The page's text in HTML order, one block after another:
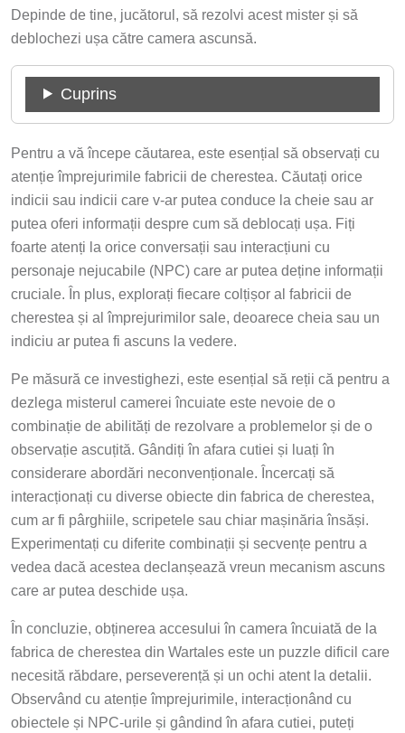
Depinde de tine, jucătorul, să rezolvi acest mister și să
deblochezi ușa către camera ascunsă.
Cuprins
Pentru a vă începe căutarea, este esențial să observați cu
atenție împrejurimile fabricii de cherestea. Căutați orice
indicii sau indicii care v-ar putea conduce la cheie sau ar
putea oferi informații despre cum să deblocați ușa. Fiți
foarte atenți la orice conversații sau interacțiuni cu
personaje nejucabile (NPC) care ar putea deține informații
cruciale. În plus, explorați fiecare colțișor al fabricii de
cherestea și al împrejurimilor sale, deoarece cheia sau un
indiciu ar putea fi ascuns la vedere.
Pe măsură ce investighezi, este esențial să reții că pentru a
dezlega misterul camerei încuiate este nevoie de o
combinație de abilități de rezolvare a problemelor și de o
observație ascuțită. Gândiți în afara cutiei și luați în
considerare abordări neconvenționale. Încercați să
interacționați cu diverse obiecte din fabrica de cherestea,
cum ar fi pârghiile, scripetele sau chiar mașinăria însăși.
Experimentați cu diferite combinații și secvențe pentru a
vedea dacă acestea declanșează vreun mecanism ascuns
care ar putea deschide ușa.
În concluzie, obținerea accesului în camera încuiată de la
fabrica de cherestea din Wartales este un puzzle dificil care
necesită răbdare, perseverență și un ochi atent la detalii.
Observând cu atenție împrejurimile, interacționând cu
obiectele și NPC-urile și gândind în afara cutiei, puteți